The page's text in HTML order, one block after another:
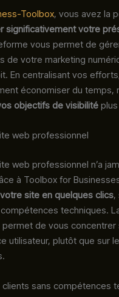
Toolbox, vous avez la
significativement votre
vous permet de
de votre marketing
En centralisant vos
économiser du temps,
objectifs de visibilité
web professionnel
web professionnel n’a
à Toolbox for
site en quelques clics,
techniques.
permet de vous
utilisateur, plutôt que sur
sans compétences